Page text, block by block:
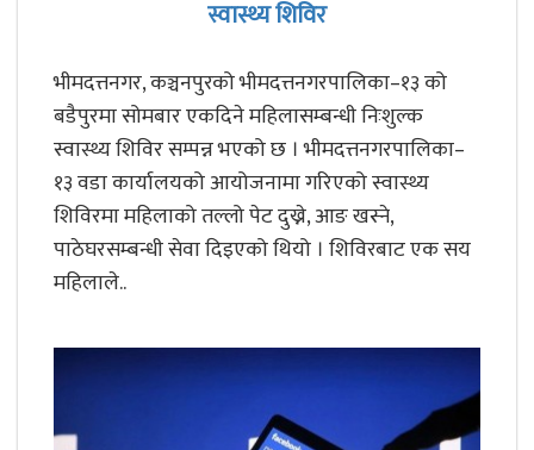
स्वास्थ्य शिविर
भीमदत्तनगर, कञ्चनपुरको भीमदत्तनगरपालिका–१३ को
बडैपुरमा सोमबार एकदिने महिलासम्बन्धी निःशुल्क
स्वास्थ्य शिविर सम्पन्न भएको छ । भीमदत्तनगरपालिका–
१३ वडा कार्यालयको आयोजनामा गरिएको स्वास्थ्य
शिविरमा महिलाको तल्लो पेट दुख्ने, आङ खस्ने,
पाठेघरसम्बन्धी सेवा दिइएको थियो । शिविरबाट एक सय
महिलाले..